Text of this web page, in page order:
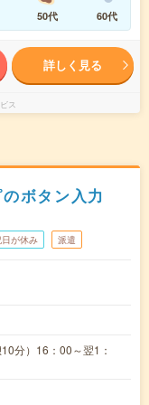
50代 60代
詳しく見る
ス
ボタン入力
日が休み 派遣
分）16：00～翌1：